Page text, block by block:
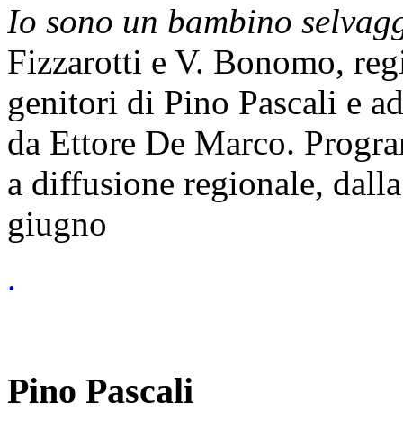
Io sono un bambino
Fizzarotti e V. Bonomo,
genitori di Pino Pascali e
da Ettore De Marco.
a diffusione regionale,
giugno
.
Pino Pascali